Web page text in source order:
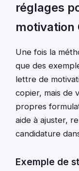
réglages
motivation
Une fois la
que des
lettre de
copier, mais de
propres
aide à ajuster,
candidature
Exemple de